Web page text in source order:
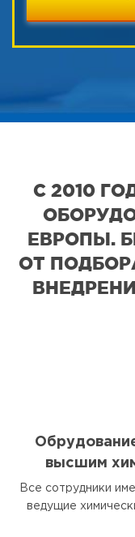
С 2010
ЕВРОПЫ.
ОТ
высшим
Все сотрудники
ведущие